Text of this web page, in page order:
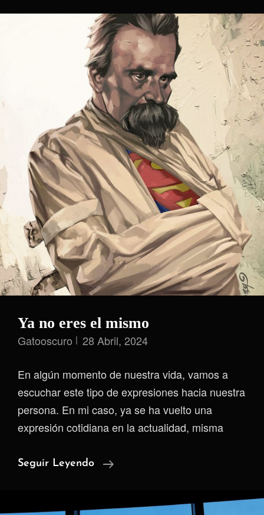
Ya no eres el mismo
Gatooscuro 28 Abril, 2024
En algún momento de nuestra vida, vamos a
escuchar este tipo de expresiones hacia nuestra
persona. En mi caso, ya se ha vuelto una
expresión cotidiana en la actualidad, misma
Seguir Leyendo
Ya